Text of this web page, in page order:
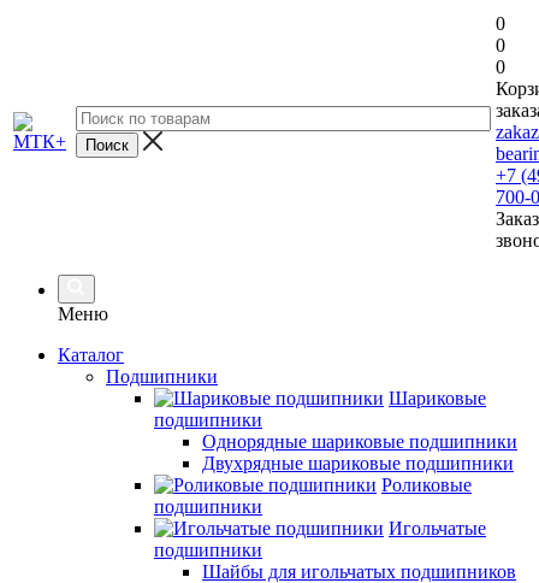
0
0
0
+7
700-
Меню
Каталог
Подшипники
Шариковые
подшипники
Однорядные шариковые подшипники
Двухрядные шариковые подшипники
Роликовые
подшипники
Игольчатые
подшипники
Шайбы для игольчатых подшипников